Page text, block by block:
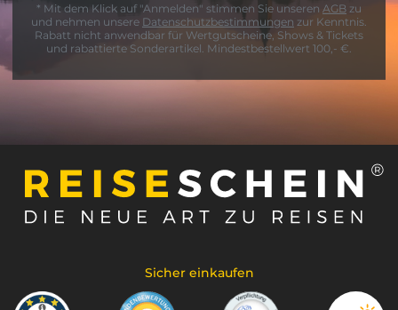
* Mit dem Klick auf "Anmelden" stimmen Sie unseren AGB zu
und nehmen unsere Datenschutzbestimmungen zur Kenntnis.
Rabatt nicht anwendbar für Wertgutscheine, Shows & Tickets
und rabattierte Sonderartikel. Mindestbestellwert 100,- €.
Sicher einkaufen